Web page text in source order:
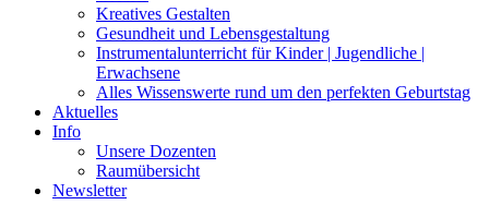
Kreatives Gestalten
Gesundheit und Lebensgestaltung
Instrumentalunterricht für Kinder | Jugendliche |
Erwachsene
Alles Wissenswerte rund um den perfekten Geburtstag
Aktuelles
Info
Unsere Dozenten
Raumübersicht
Newsletter